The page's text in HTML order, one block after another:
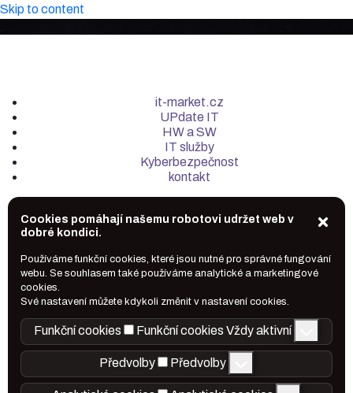
Skip to content
it-market.cz
UPdate IT
HW a SW
IT služby
Kyberbezpečnost
kontakt
Cookies pomáhají našemu robotovi udržet web v
dobré kondici.
Používáme funkční cookies, které jsou nutné pro správné fungování
webu. Se souhlasem také používáme analytické a marketingové
cookies.
Své nastavení můžete kdykoli změnit v nastavení cookies.
Funkční cookies Funkční cookies Vždy aktivní
Předvolby Předvolby